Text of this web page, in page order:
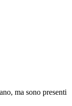
ma sono presenti